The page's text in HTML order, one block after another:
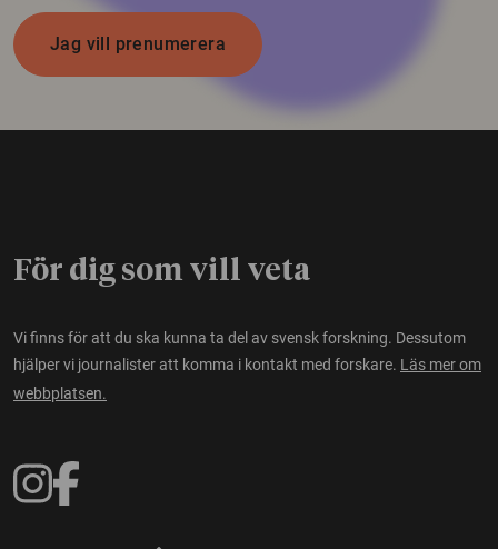
Jag vill prenumerera
För dig som vill veta
Vi finns för att du ska kunna ta del av svensk forskning. Dessutom
hjälper vi journalister att komma i kontakt med forskare. Läs mer om
webbplatsen.